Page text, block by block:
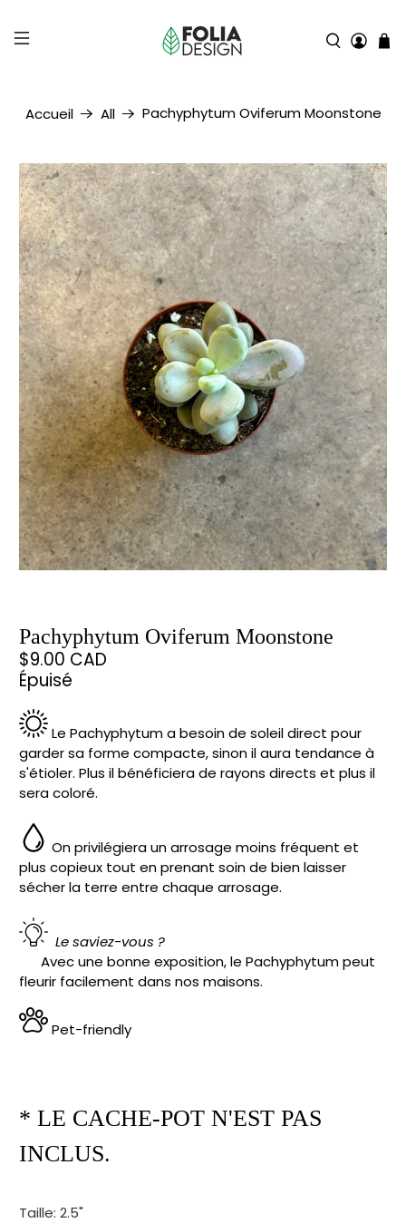
Accueil All Pachyphytum Oviferum Moonstone
Pachyphytum Oviferum Moonstone
$9.00 CAD
Épuisé
Le Pachyphytum a besoin de soleil direct pour
garder sa forme compacte, sinon il aura tendance à
s'étioler. Plus il bénéficiera de rayons directs et plus il
sera coloré.
On privilégiera un arrosage moins fréquent et
plus copieux tout en prenant soin de bien laisser
sécher la terre entre chaque arrosage.
Le saviez-vous ?
Avec une bonne exposition, le Pachyphytum peut
fleurir facilement dans nos maisons.
Pet-friendly
* LE CACHE-POT N'EST PAS
INCLUS.
Taille:2.5"